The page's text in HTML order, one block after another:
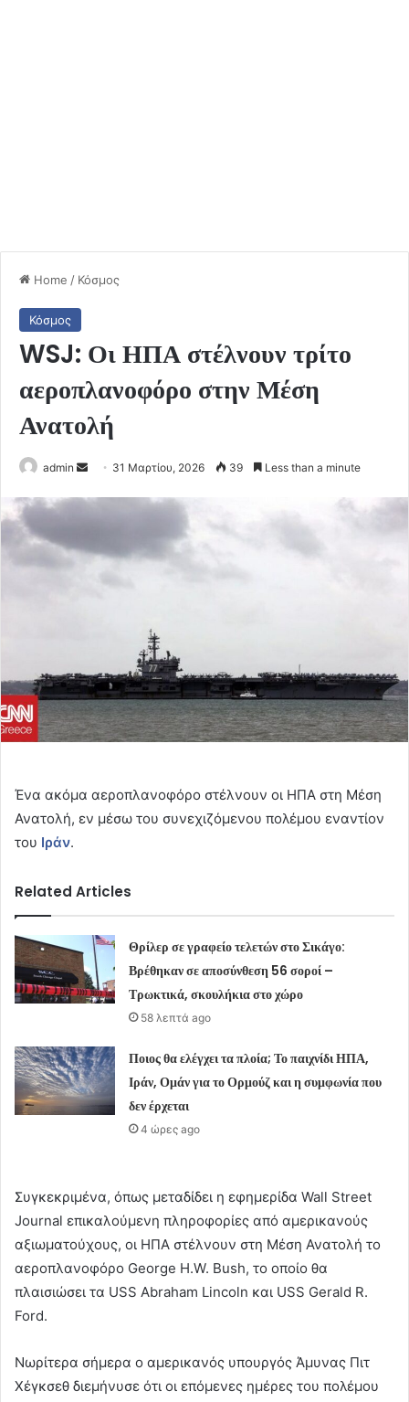
Home / Κόσμος
Κόσμος
WSJ: Οι ΗΠΑ στέλνουν τρίτο
αεροπλανοφόρο στην Μέση
Ανατολή
admin
Send 31 Μαρτίου, 2026 39 Less than a minute
Ένα ακόμα αεροπλανοφόρο στέλνουν οι ΗΠΑ στη Μέση
Ανατολή, εν μέσω του συνεχιζόμενου πολέμου εναντίον
του Ιράν.
Related Articles
Θρίλερ σε γραφείο τελετών στο Σικάγο:
Βρέθηκαν σε αποσύνθεση 56 σοροί –
Τρωκτικά, σκουλήκια στο χώρο
58 λεπτά ago
Ποιος θα ελέγχει τα πλοία; Το παιχνίδι ΗΠΑ,
Ιράν, Ομάν για το Ορμούζ και η συμφωνία που
δεν έρχεται
4 ώρες ago
Συγκεκριμένα, όπως μεταδίδει η εφημερίδα Wall Street
Journal επικαλούμενη πληροφορίες από αμερικανούς
αξιωματούχους, οι ΗΠΑ στέλνουν στη Μέση Ανατολή το
αεροπλανοφόρο George H.W. Bush, το οποίο θα
πλαισιώσει τα USS Abraham Lincoln και USS Gerald R.
Ford.
Νωρίτερα σήμερα ο αμερικανός υπουργός Άμυνας Πιτ
Χέγκσεθ διεμήνυσε ότι οι επόμενες ημέρες του πολέμου